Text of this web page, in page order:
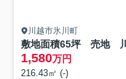
川越市氷川町
敷地面積65坪 売地
1,580万円
216.43㎡ (-)